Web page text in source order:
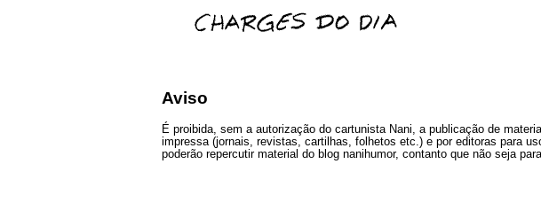
Aviso
É proibida, sem a autorização do cartunista Nani, a publicação de
impressa (jornais, revistas, cartilhas, folhetos etc.) e por editoras para
poderão repercutir material do blog nanihumor, contanto que não seja